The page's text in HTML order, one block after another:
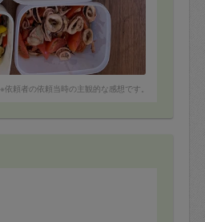
※依頼者の依頼当時の主観的な感想です。